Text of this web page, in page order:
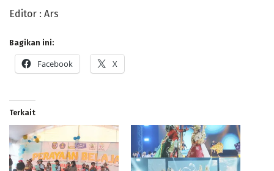
Editor : Ars
Bagikan ini:
Facebook X
Terkait